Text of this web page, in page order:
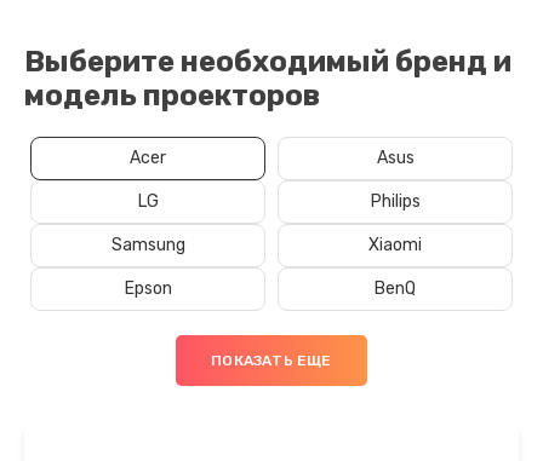
Выберите необходимый бренд и
модель проекторов
Acer Asus
LG Philips
Samsung Xiaomi
Epson BenQ
ПОКАЗАТЬ ЕЩЕ